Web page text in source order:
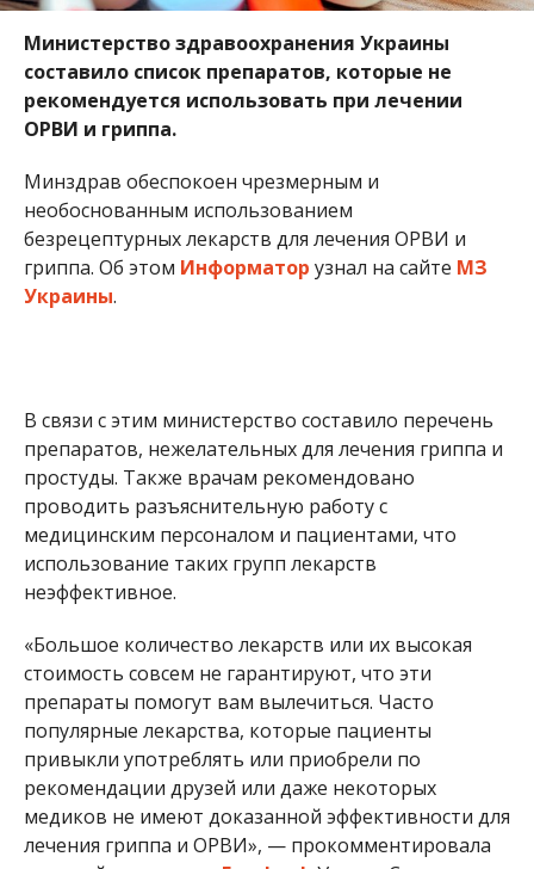
Министерство здравоохранения Украины
составило список препаратов, которые не
рекомендуется использовать при лечении
ОРВИ и гриппа.
Минздрав обеспокоен чрезмерным и
необоснованным использованием
безрецептурных лекарств для лечения ОРВИ и
гриппа. Об этом Информатор узнал на сайте МЗ
Украины.
В связи с этим министерство составило перечень
препаратов, нежелательных для лечения гриппа и
простуды. Также врачам рекомендовано
проводить разъяснительную работу с
медицинским персоналом и пациентами, что
использование таких групп лекарств
неэффективное.
«Большое количество лекарств или их высокая
стоимость совсем не гарантируют, что эти
препараты помогут вам вылечиться. Часто
популярные лекарства, которые пациенты
привыкли употреблять или приобрели по
рекомендации друзей или даже некоторых
медиков не имеют доказанной эффективности для
лечения гриппа и ОРВИ», — прокомментировала